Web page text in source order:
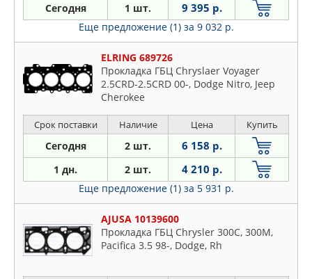
Сегодня 1 шт. 9 395 р.
Еще предложение (1) за 9 032 р.
ELRING 689726
Прокладка ГБЦ Chryslaer Voyager
2.5CRD-2.5CRD 00-, Dodge Nitro, Jeep
Cherokee
Срок поставки Наличие Цена Купить
Сегодня 2 шт. 6 158 р.
1 дн. 2 шт. 4 210 р.
Еще предложение (1) за 5 931 р.
AJUSA 10139600
Прокладка ГБЦ Chrysler 300C, 300M,
Pacifica 3.5 98-, Dodge, Rh